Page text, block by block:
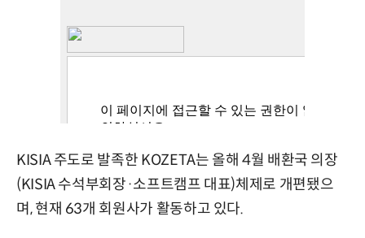
KISIA 주도로 발족한 KOZETA는 올해 4월 배환국 의장
(KISIA 수석부회장·소프트캠프 대표)체제로 개편됐으
며, 현재 63개 회원사가 활동하고 있다.